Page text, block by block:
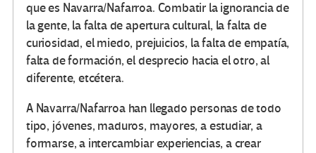
que es Navarra/Nafarroa. Combatir la ignorancia de
la gente, la falta de apertura cultural, la falta de
curiosidad, el miedo, prejuicios, la falta de empatía,
falta de formación, el desprecio hacia el otro, al
diferente, etcétera.
A Navarra/Nafarroa han llegado personas de todo
tipo, jóvenes, maduros, mayores, a estudiar, a
formarse, a intercambiar experiencias, a crear